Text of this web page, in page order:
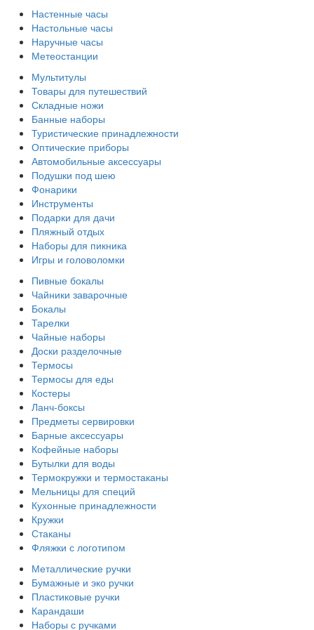
Настенные часы
Настольные часы
Наручные часы
Метеостанции
Мультитулы
Товары для путешествий
Складные ножи
Банные наборы
Туристические принадлежности
Оптические приборы
Автомобильные аксессуары
Подушки под шею
Фонарики
Инструменты
Подарки для дачи
Пляжный отдых
Наборы для пикника
Игры и головоломки
Пивные бокалы
Чайники заварочные
Бокалы
Тарелки
Чайные наборы
Доски разделочные
Термосы
Термосы для еды
Костеры
Ланч-боксы
Предметы сервировки
Барные аксессуары
Кофейные наборы
Бутылки для воды
Термокружки и термостаканы
Мельницы для специй
Кухонные принадлежности
Кружки
Стаканы
Фляжки с логотипом
Металлические ручки
Бумажные и эко ручки
Пластиковые ручки
Карандаши
Наборы с ручками